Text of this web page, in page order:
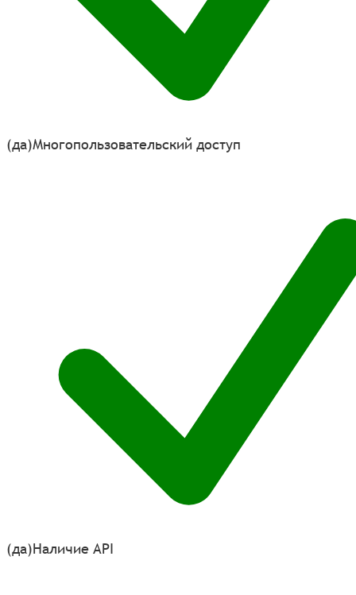
(да)Многопользовательский доступ
(да)Наличие API